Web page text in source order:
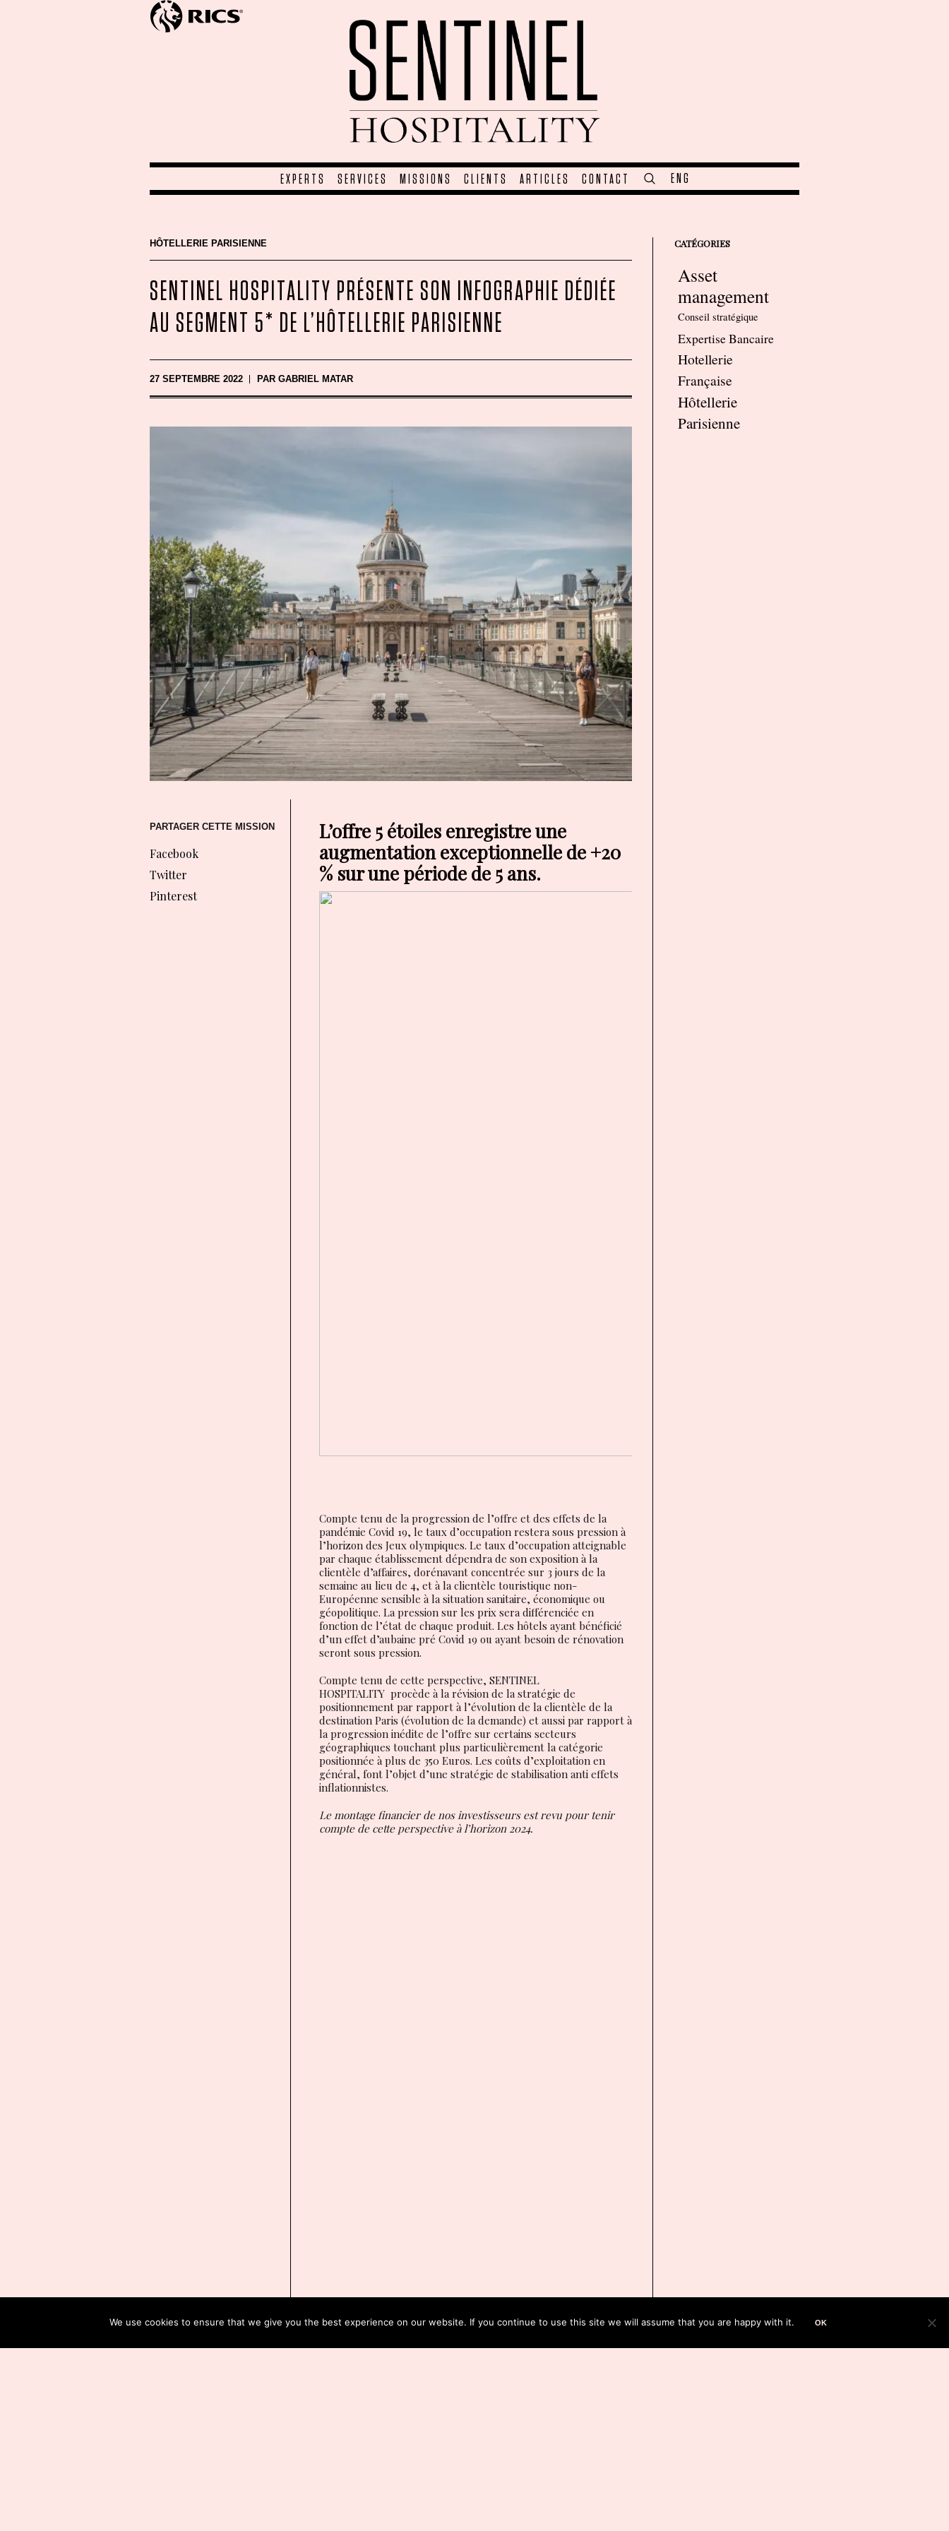
ENG
EXPERTS SERVICES MISSIONS CLIENTS ARTICLES CONTACT
HÔTELLERIE PARISIENNE
SENTINEL HOSPITALITY PRÉSENTE SON INFOGRAPHIE DÉDIÉE
AU SEGMENT 5* DE L’HÔTELLERIE PARISIENNE
27 SEPTEMBRE 2022 PAR GABRIEL MATAR
PARTAGER CETTE MISSION
Facebook
Twitter
Pinterest
L’offre 5 étoiles enregistre une
augmentation exceptionnelle de +20
% sur une période de 5 ans.
Compte tenu de la progression de l’offre et des effets de la
pandémie Covid 19, le taux d’occupation restera sous pression à
l’horizon des Jeux olympiques. Le taux d’occupation atteignable
par chaque établissement dépendra de son exposition à la
clientèle d’affaires, dorénavant concentrée sur 3 jours de la
semaine au lieu de 4, et à la clientèle touristique non-
Européenne sensible à la situation sanitaire, économique ou
géopolitique. La pression sur les prix sera différenciée en
fonction de l’état de chaque produit. Les hôtels ayant bénéficié
d’un effet d’aubaine pré Covid 19 ou ayant besoin de rénovation
seront sous pression.
Compte tenu de cette perspective, SENTINEL
HOSPITALITY procède à la révision de la stratégie de
positionnement par rapport à l’évolution de la clientèle de la
destination Paris (évolution de la demande) et aussi par rapport à
la progression inédite de l’offre sur certains secteurs
géographiques touchant plus particulièrement la catégorie
positionnée à plus de 350 Euros. Les coûts d’exploitation en
général, font l’objet d’une stratégie de stabilisation anti effets
inflationnistes.
Le montage financier de nos investisseurs est revu pour tenir
compte de cette perspective à l’horizon 2024.
CATÉGORIES
Asset
management
Conseil stratégique
Expertise Bancaire
Hotellerie
Française
Hôtellerie
Parisienne
We use cookies to ensure that we give you the best experience on our website. If you continue to use this site we will assume that you are happy with it. OK